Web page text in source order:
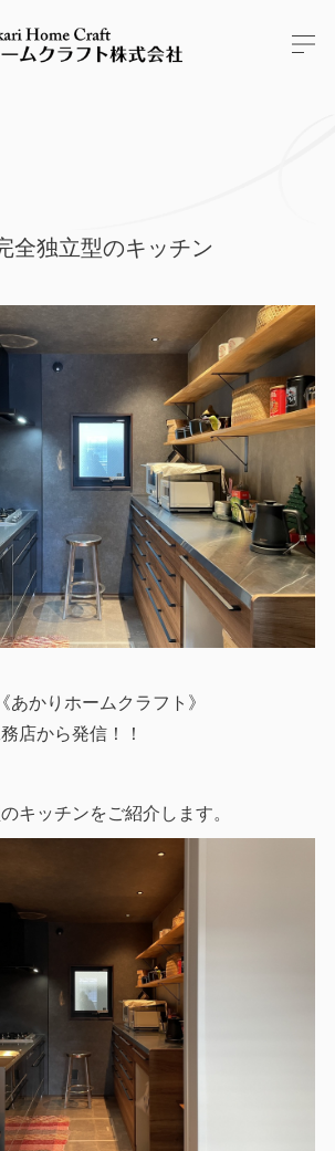
全独立型のキッチン
あかりホームクラフト》
店から発信！！
キッチンをご紹介します。